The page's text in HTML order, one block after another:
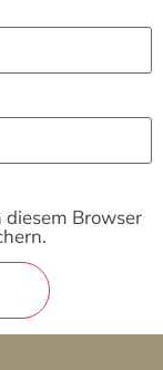
Browser